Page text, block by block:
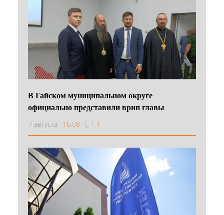
В Гайском муниципальном округе
официально представили врип главы
7 августа 16:08 1